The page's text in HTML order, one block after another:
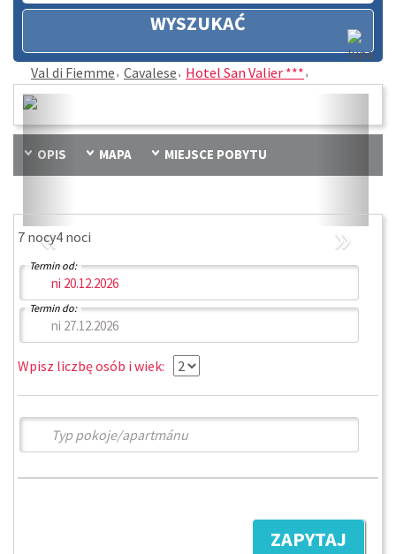
WYSZUKAĆ
Val di Fiemme Cavalese Hotel San Valier ***
« »
OPIS MAPA MIEJSCE POBYTU
7 nocy4 noci
Termin od:
Termin do:
Wpisz liczbę osób i wiek:
ZAPYTAJ